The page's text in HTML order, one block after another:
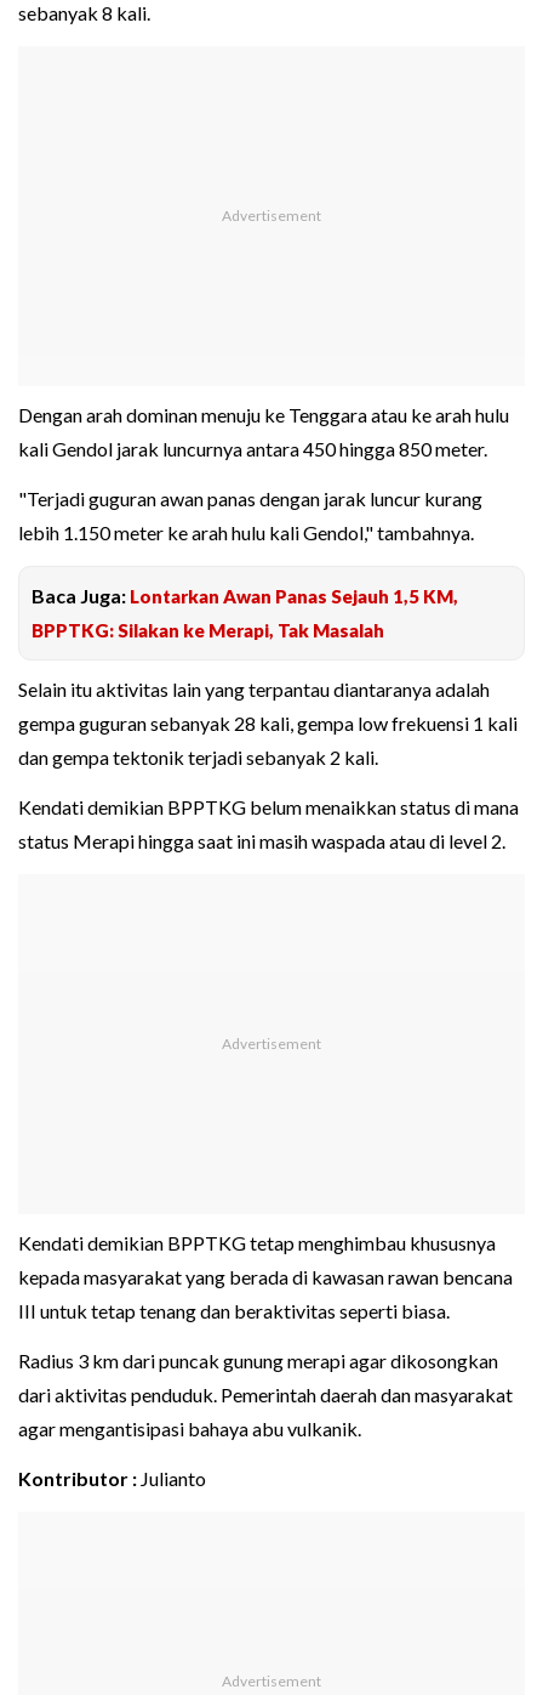
sebanyak 8 kali.
Dengan arah dominan menuju ke Tenggara atau ke arah hulu
kali Gendol jarak luncurnya antara 450 hingga 850 meter.
"Terjadi guguran awan panas dengan jarak luncur kurang
lebih 1.150 meter ke arah hulu kali Gendol," tambahnya.
Baca Juga: Lontarkan Awan Panas Sejauh 1,5 KM,
BPPTKG: Silakan ke Merapi, Tak Masalah
Selain itu aktivitas lain yang terpantau diantaranya adalah
gempa guguran sebanyak 28 kali, gempa low frekuensi 1 kali
dan gempa tektonik terjadi sebanyak 2 kali.
Kendati demikian BPPTKG belum menaikkan status di mana
status Merapi hingga saat ini masih waspada atau di level 2.
Kendati demikian BPPTKG tetap menghimbau khususnya
kepada masyarakat yang berada di kawasan rawan bencana
III untuk tetap tenang dan beraktivitas seperti biasa.
Radius 3 km dari puncak gunung merapi agar dikosongkan
dari aktivitas penduduk. Pemerintah daerah dan masyarakat
agar mengantisipasi bahaya abu vulkanik.
Kontributor : Julianto